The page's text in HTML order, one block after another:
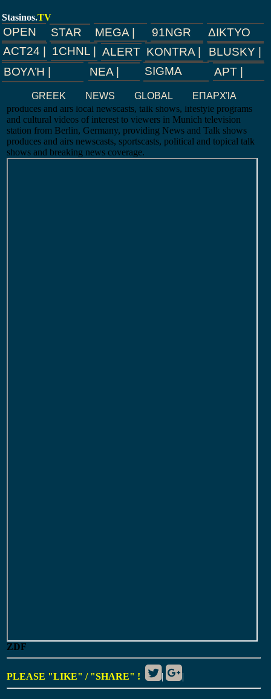
Stasinos.TV
OPEN STAR MEGA | 91NGR
ΔΙΚΤΥΟ
ACT24 |
1CHNL | ALERT KONTRA |
BLUSKY |
ΒΟΥΛΉ |
ΝEA | SIGMA ΑΡΤ |
GREEK NEWS GLOBAL ΕΠΑΡΧΊΑ
Germany, providing News shows. As part of RTL, München TV
produces and airs local newscasts, talk shows, lifestyle programs
and cultural videos of interest to viewers in Munich television
station from Berlin, Germany, providing News and Talk shows
produces and airs newscasts, sportscasts, political and topical talk
shows and breaking news coverage.
ZDF
PLEASE "LIKE" / "SHARE" ! | |